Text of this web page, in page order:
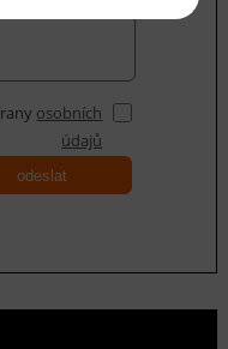
osobních
údajů
odeslat